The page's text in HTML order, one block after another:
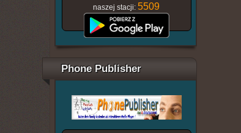
naszej stacji:5509
Phone Publisher